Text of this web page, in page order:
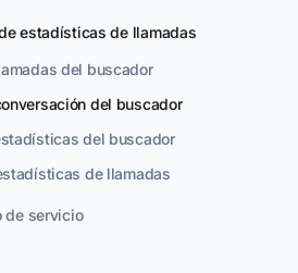
estadísticas de llamadas
del buscador
del buscador
del buscador
de llamadas
de servicio